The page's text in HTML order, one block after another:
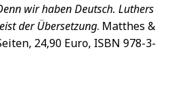
wir haben Deutsch. Luthers
der Übersetzung. Matthes &
24,90 Euro, ISBN 978-3-